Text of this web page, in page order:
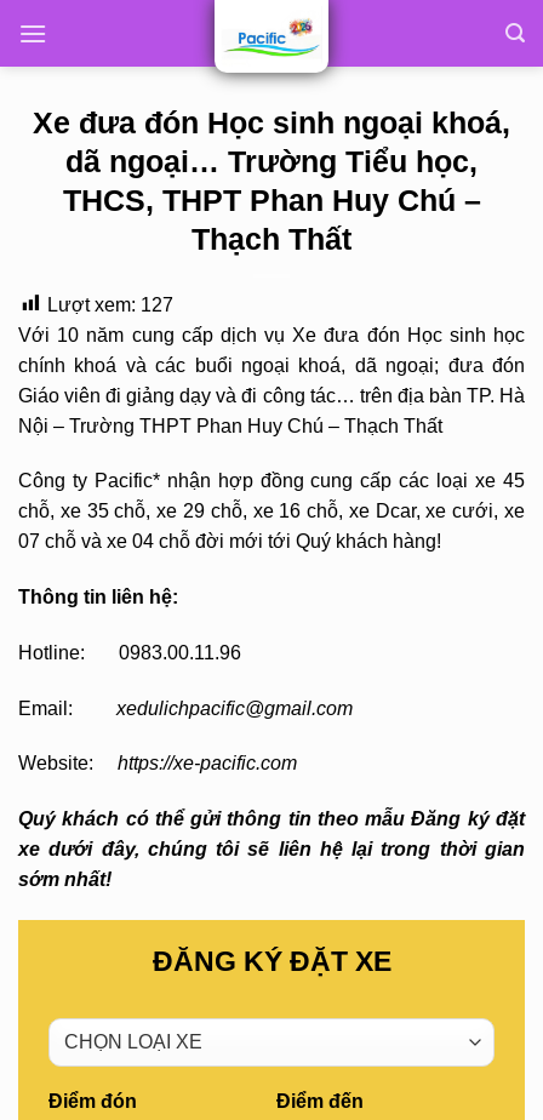
Xe đưa đón Học sinh ngoại khoá,
dã ngoại… Trường Tiểu học,
THCS, THPT Phan Huy Chú –
Thạch Thất
Lượt xem: 127
Với 10 năm cung cấp dịch vụ Xe đưa đón Học sinh học
chính khoá và các buổi ngoại khoá, dã ngoại; đưa đón
Giáo viên đi giảng dạy và đi công tác… trên địa bàn TP. Hà
Nội – Trường THPT Phan Huy Chú – Thạch Thất
Công ty Pacific* nhận hợp đồng cung cấp các loại xe 45
chỗ, xe 35 chỗ, xe 29 chỗ, xe 16 chỗ, xe Dcar, xe cưới, xe
07 chỗ và xe 04 chỗ đời mới tới Quý khách hàng!
Thông tin liên hệ:
Hotline: 0983.00.11.96
Email: xedulichpacific@gmail.com
Website: https://xe-pacific.com
Quý khách có thể gửi thông tin theo mẫu Đăng ký đặt
xe dưới đây, chúng tôi sẽ liên hệ lại trong thời gian
sớm nhất!
ĐĂNG KÝ ĐẶT XE
Điểm đón Điểm đến